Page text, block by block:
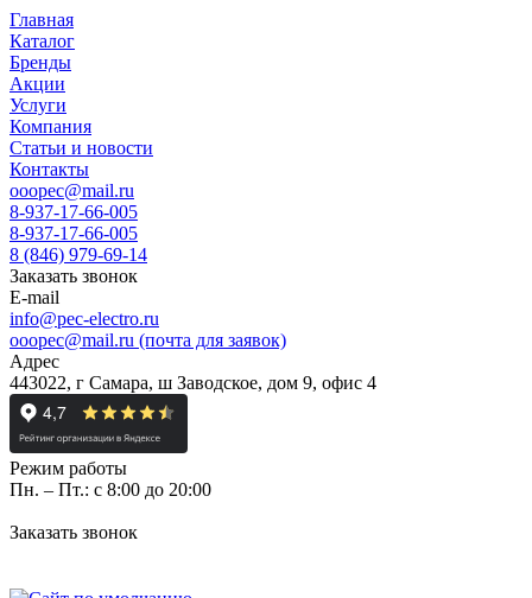
Главная
Каталог
Бренды
Акции
Услуги
Компания
Статьи и новости
Контакты
ooopec@mail.ru
8-937-17-66-005
8-937-17-66-005
8 (846) 979-69-14
Заказать звонок
E-mail
info@pec-electro.ru
ooopec@mail.ru (почта для заявок)
Адрес
443022, г Самара, ш Заводское, дом 9, офис 4
Режим работы
Пн. – Пт.: с 8:00 до 20:00
Заказать звонок